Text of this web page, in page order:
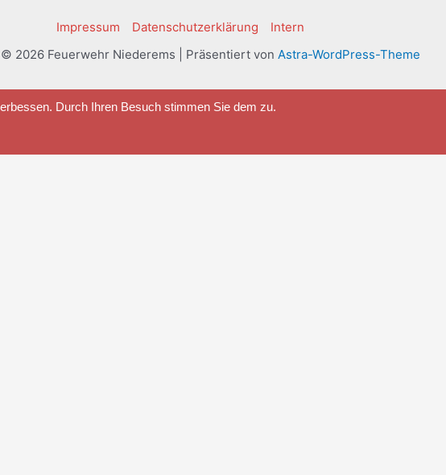
Impressum Datenschutzerklärung
Intern
2026 Feuerwehr Niederems | Präsentiert von Astra-WordPress-Theme
Durch Ihren Besuch stimmen Sie dem zu.